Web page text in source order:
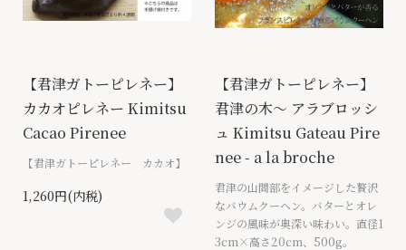
【君津ガトーピレネー】
カカオピレネー Kimitsu
Cacao Pirenee
【君津ガトーピレネー カカオ】
1,260円(内税)
【君津ガトーピレネー】
君津の木～ アラブロッシ
ュ Kimitsu Gateau Pire
nee - a la broche
君津の山間部をイメージした贅沢
なバウムクーヘン。バターとオレ
ンジの風味が奥深い味わい。直径1
3cm×高さ20cm、500g。